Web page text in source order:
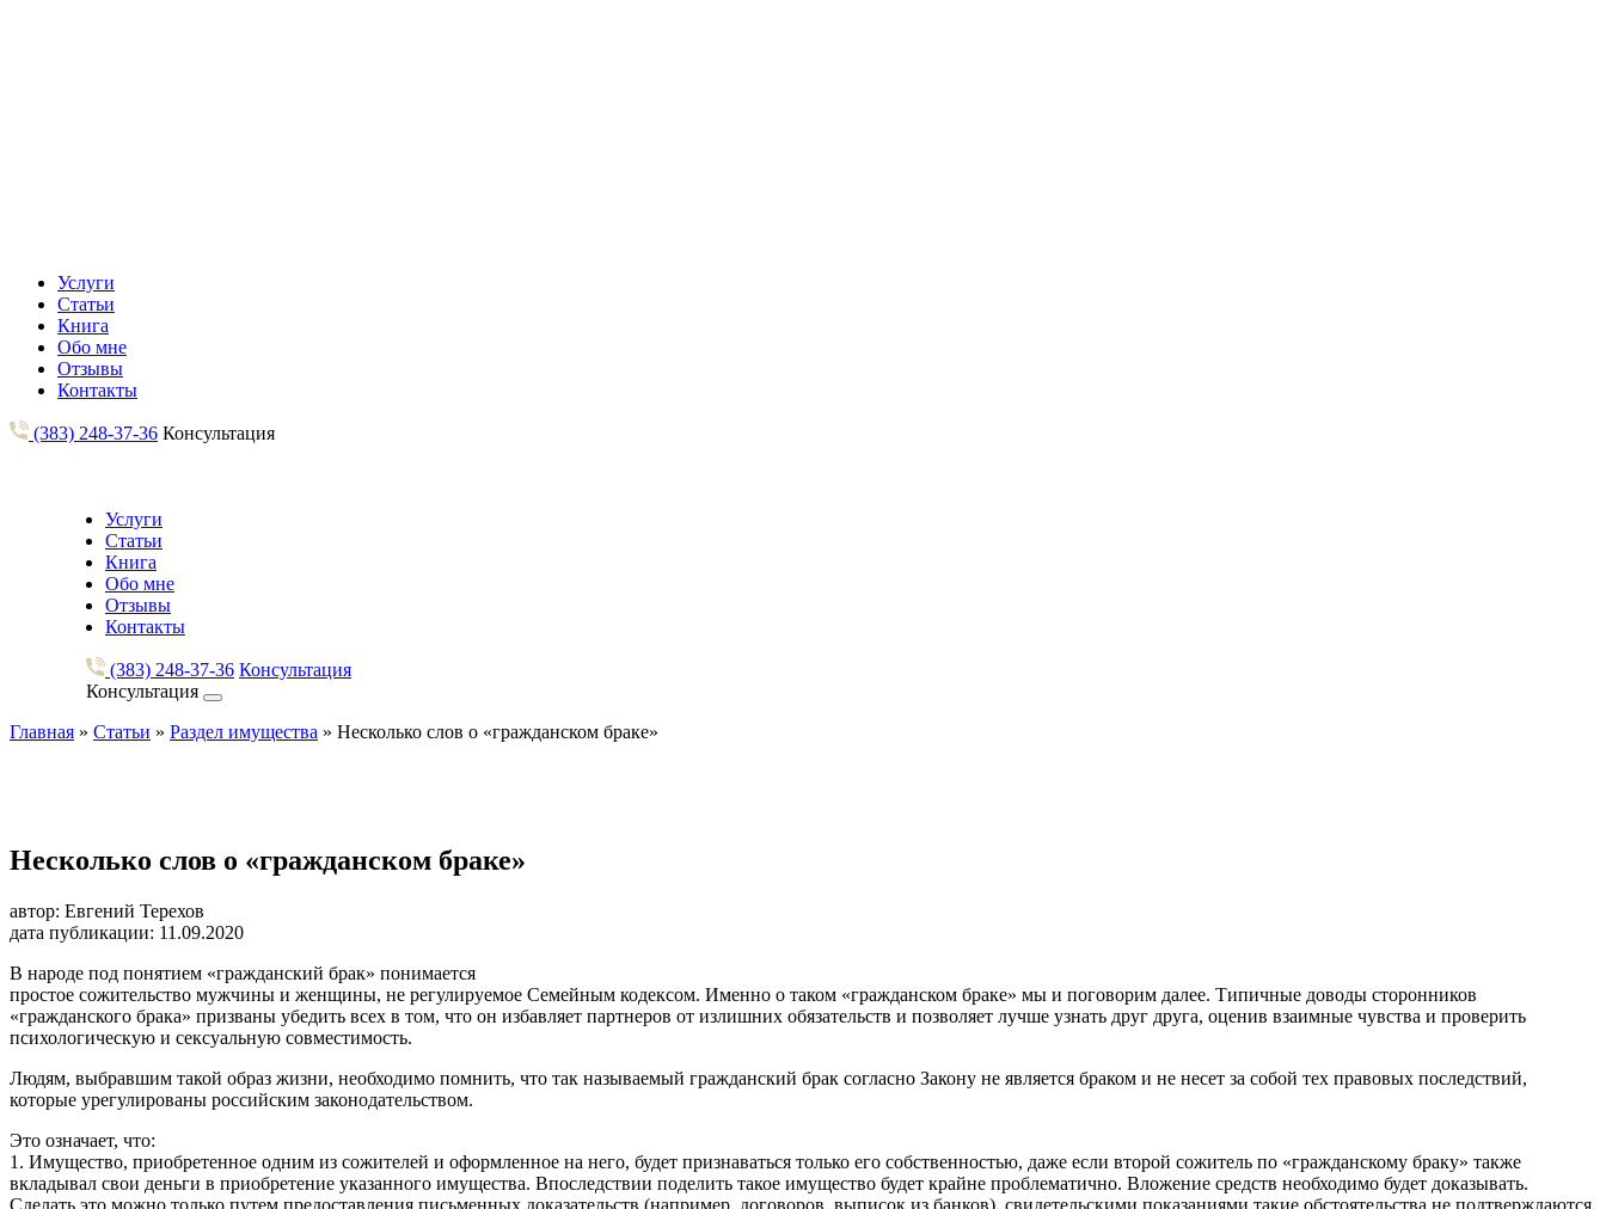
Услуги
Статьи
Книга
Обо мне
Отзывы
Контакты
(383) 248-37-36 Консультация
Услуги
Статьи
Книга
Обо мне
Отзывы
Контакты
(383) 248-37-36 Консультация
Консультация
Главная » Статьи » Раздел имущества » Несколько слов о «гражданском браке»
Несколько слов о «гражданском браке»
автор: Евгений Терехов
дата публикации: 11.09.2020
В народе под понятием «гражданский брак» понимается
простое сожительство мужчины и женщины, не регулируемое Семейным кодексом. Именно о таком «гражданском браке» мы и поговорим далее. Типичные доводы сторонников
«гражданского брака» призваны убедить всех в том, что он избавляет партнеров от излишних обязательств и позволяет лучше узнать друг друга, оценив взаимные чувства и проверить
психологическую и сексуальную совместимость.
Людям, выбравшим такой образ жизни, необходимо помнить, что так называемый гражданский брак согласно Закону не является браком и не несет за собой тех правовых последствий,
которые урегулированы российским законодательством.
Это означает, что:
1. Имущество, приобретенное одним из сожителей и оформленное на него, будет признаваться только его собственностью, даже если второй сожитель по «гражданскому браку» также
вкладывал свои деньги в приобретение указанного имущества. Впоследствии поделить такое имущество будет крайне проблематично. Вложение средств необходимо будет доказывать.
Сделать это можно только путем предоставления письменных доказательств (например, договоров, выписок из банков), свидетельскими показаниями такие обстоятельства не подтверждаются.